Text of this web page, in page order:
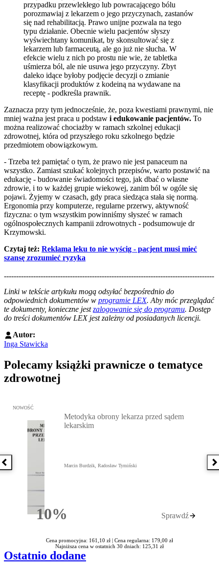
przypadku przewlekłego lub powracającego bólu
porozmawiaj z lekarzem o jego przyczynach, zastanów
się nad rehabilitacją. Prawo unijne pozwala na tego
typu działanie. Obecnie wielu pacjentów słyszy
wyświechtany komunikat, by skonsultować się z
lekarzem lub farmaceutą, ale go już nie słucha. W
efekcie wielu z nich po prostu nie wie, że tabletka
uśmierza ból, ale nie usuwa jego przyczyny. Zbyt
daleko idące byłoby podjęcie decyzji o zmianie
klasyfikacji produktów z kodeiną na wydawane na
receptę - podkreśla prawnik.
Zaznacza przy tym jednocześnie, że, poza kwestiami prawnymi, nie
mniej ważna jest praca u podstaw i edukowanie pacjentów. To
można realizować chociażby w ramach szkolnej edukacji
zdrowotnej, która od przyszłego roku szkolnego będzie
przedmiotem obowiązkowym.
- Trzeba też pamiętać o tym, że prawo nie jest panaceum na
wszystko. Zamiast szukać kolejnych przepisów, warto postawić na
edukację - budowanie świadomości tego, jak dbać o własne
zdrowie, i to w każdej grupie wiekowej, zanim ból w ogóle się
pojawi. Żyjemy w czasach, gdy praca siedząca stała się normą.
Ergonomia przy komputerze, regularne przerwy, aktywność
fizyczna: o tym wszystkim powinniśmy słyszeć w ramach
ogólnospołecznych kampanii zdrowotnych - podsumowuje dr
Krzymowski.
Czytaj też: Reklama leku to nie wyścig - pacjent musi mieć
szansę zrozumieć ryzyka
--------------------------------------------------------------------------------------
Linki w tekście artykułu mogą odsyłać bezpośrednio do
odpowiednich dokumentów w programie LEX. Aby móc przeglądać
te dokumenty, konieczne jestzalogowanie się do programu. Dostęp
do treści dokumentów LEX jest zależny od posiadanych licencji.
Autor:
Inga Stawicka
Polecamy książki prawnicze o tematyce
zdrowotnej
Poprzednia książka
Przejdź do: Metodyka obrony lekarza przed sądem lekarskim,
NOWOŚĆ
10%Rabatu
Metodyka obrony lekarza przed sądem
lekarskim
Marcin Burdzik, Radosław Tymiński
Sprawdź
Cena promocyjna: 161,10 zł | Cena regularna: 179,00 zł
Najniższa cena w ostatnich 30 dniach: 125,31 zł
Ostatnio dodane